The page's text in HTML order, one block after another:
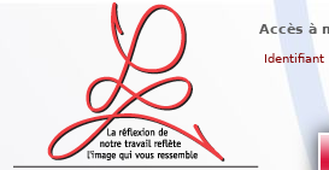
Accès à
Identifiant